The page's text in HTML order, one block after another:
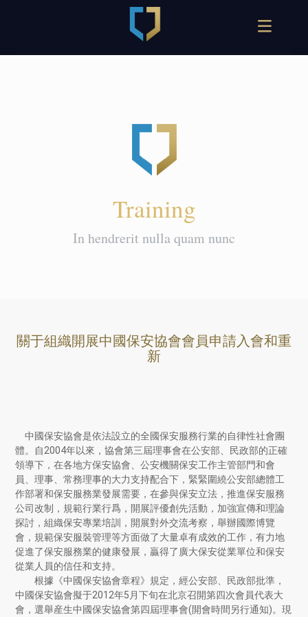
Training
In hendrerit nulla quam nunc
關于組織開展中國保安協會會員申請入會和重
新
中國保安協會是依法設立的全國保安服務行業的自律性社會團
體。自2004年以來，協會第三屆理事會在公安部、民政部的正確
領導下，在各地方保安協會、公安機關保安工作主管部門和會
員、理事、常務理事的大力支持配合下，緊緊圍繞公安部總體工
作部署和保安服務業發展需要，在參與保安立法，推進保安服務
公司改制，規範行業行爲，開展評優創先活動，加強宣傳和理論
探討，組織保安專業培訓，開展對外交流考察，舉辦國際博覽
會，規範保安服裝管理等方面做了大量卓有成效的工作，有力地
促進了保安服務業的健康發展，贏得了廣大保安從業單位和保安
從業人員的信任和支持。
根據《中國保安協會章程》規定，經公安部、民政部批準，
中國保安協會擬于2012年5月下旬在北京召開第四次會員代表大
會，選舉産生中國保安協會第四屆理事會(開會時間另行通知)。現